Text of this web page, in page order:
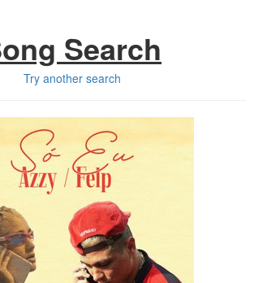
Search
Try another search